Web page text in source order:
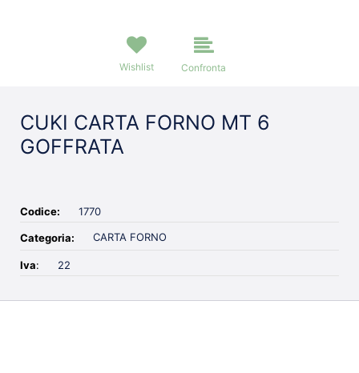
Wishlist Confronta
CUKI CARTA FORNO MT 6
GOFFRATA
Codice: 1770
Categoria: CARTA FORNO
Iva: 22